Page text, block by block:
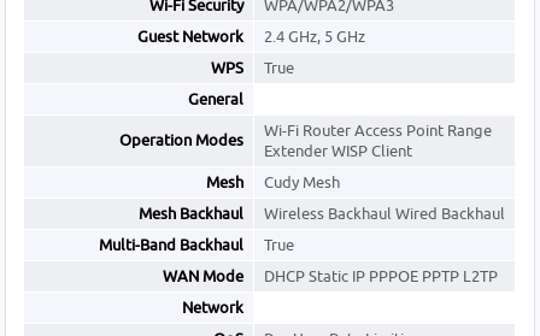
Wi-Fi Security
WPA/WPA2/WPA3
Guest Network
2.4 GHz, 5 GHz
WPS
True
General
Operation Modes
Wi-Fi Router Access Point Range
Extender WISP Client
Mesh
Cudy Mesh
Mesh Backhaul
Wireless Backhaul Wired Backhaul
Multi-Band Backhaul
True
WAN Mode
DHCP Static IP PPPOE PPTP L2TP
Network